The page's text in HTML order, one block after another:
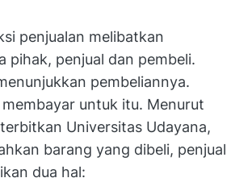
penjualan melibatkan
pihak, penjual dan pembeli.
pembeliannya.
membayar untuk itu. Menurut
Universitas Udayana,
barang yang dibeli, penjual
dua hal: